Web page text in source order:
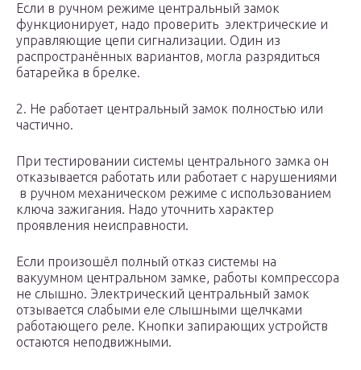
Если в ручном режиме центральный замок
функционирует, надо проверить электрические и
управляющие цепи сигнализации. Один из
распространённых вариантов, могла разрядиться
батарейка в брелке.
2. Не работает центральный замок полностью или
частично.
При тестировании системы центрального замка он
отказывается работать или работает с нарушениями
в ручном механическом режиме с использованием
ключа зажигания. Надо уточнить характер
проявления неисправности.
Если произошёл полный отказ системы на
вакуумном центральном замке, работы компрессора
не слышно. Электрический центральный замок
отзывается слабыми еле слышными щелчками
работающего реле. Кнопки запирающих устройств
остаются неподвижными.